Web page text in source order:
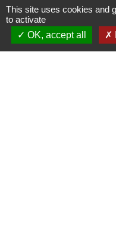
39570 Chilly-le-
+33 3 84 43 04 58
Contact par formulaire
This site uses cookies and
to activate
OK, accept all